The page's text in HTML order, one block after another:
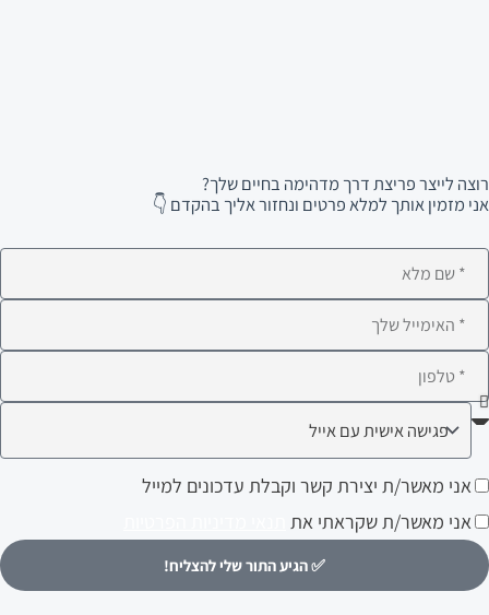
רוצה לייצר פריצת דרך מדהימה בחיים שלך?
אני מזמין אותך למלא פרטים ונחזור אליך בהקדם 👇
מלא
אימייל
טלפון
מה
מעניין
אותך?
אני
מאשר/ת
יצירת
קשר
אני מאשר/ת יצירת קשר וקבלת עדכונים למייל
אני מאשר/ת שקראתי את
✅ הגיע התור שלי להצליח!